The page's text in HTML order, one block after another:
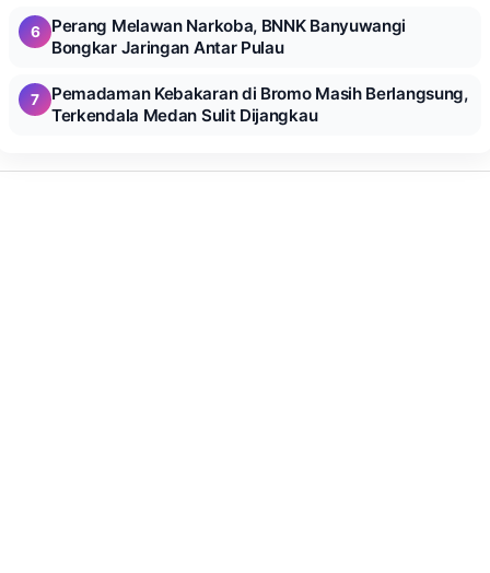
6
Perang Melawan Narkoba, BNNK Banyuwangi
Bongkar Jaringan Antar Pulau
7
Pemadaman Kebakaran di Bromo Masih Berlangsung,
Terkendala Medan Sulit Dijangkau